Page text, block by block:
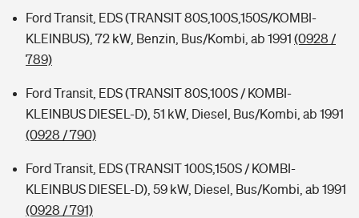
Ford Transit, EDS (TRANSIT 80S,100S,150S/KOMBI-
KLEINBUS), 72 kW, Benzin, Bus/Kombi, ab 1991 (0928 /
789)
Ford Transit, EDS (TRANSIT 80S,100S / KOMBI-
KLEINBUS DIESEL-D), 51 kW, Diesel, Bus/Kombi, ab 1991
(0928 / 790)
Ford Transit, EDS (TRANSIT 100S,150S / KOMBI-
KLEINBUS DIESEL-D), 59 kW, Diesel, Bus/Kombi, ab 1991
(0928 / 791)